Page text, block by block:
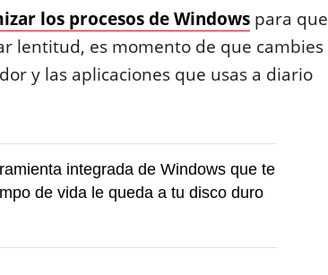
los procesos de Windowspara que
lentitud, es momento de que cambies
y las aplicaciones que usas a diario
integrada de Windows que te
de vida le queda a tu disco duro